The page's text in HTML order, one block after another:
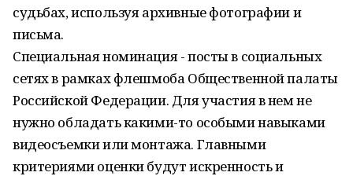
судьбах, используя архивные фотографии и
письма.
Специальная номинация - посты в социальных
сетях в рамках флешмоба Общественной палаты
Российской Федерации. Для участия в нем не
нужно обладать какими-то особыми навыками
видеосъемки или монтажа. Главными
критериями оценки будут искренность и